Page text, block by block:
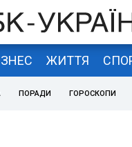
ЖИТТЯ
ПОРАДИ ГОРОСКОПИ